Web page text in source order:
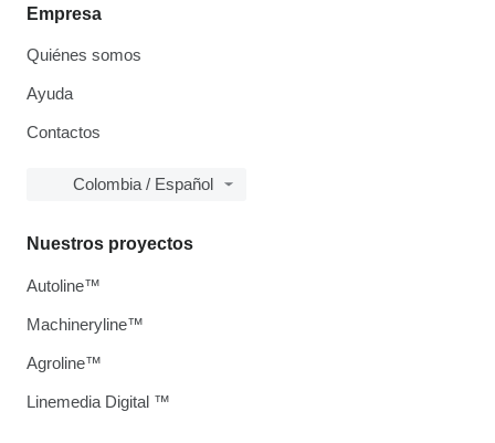
Empresa
Quiénes somos
Ayuda
Contactos
Colombia / Español
Nuestros proyectos
Autoline™
Machineryline™
Agroline™
Linemedia Digital ™